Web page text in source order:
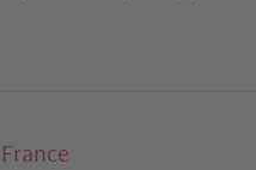
France